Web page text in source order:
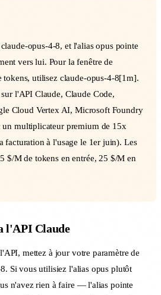
opus-4-8, et l'alias opus pointe
vers lui. Pour la fenêtre de
utilisez claude-opus-4-8[1m].
l'API Claude, Claude Code,
Cloud Vertex AI, Microsoft Foundry
multiplicateur premium de 15x
facturation à l'usage le 1er juin). Les
$/M de tokens en entrée, 25 $/M en
l'API Claude
mettez à jour votre paramètre de
Si vous utilisiez l'alias opus plutôt
n'avez rien à faire — l'alias pointe